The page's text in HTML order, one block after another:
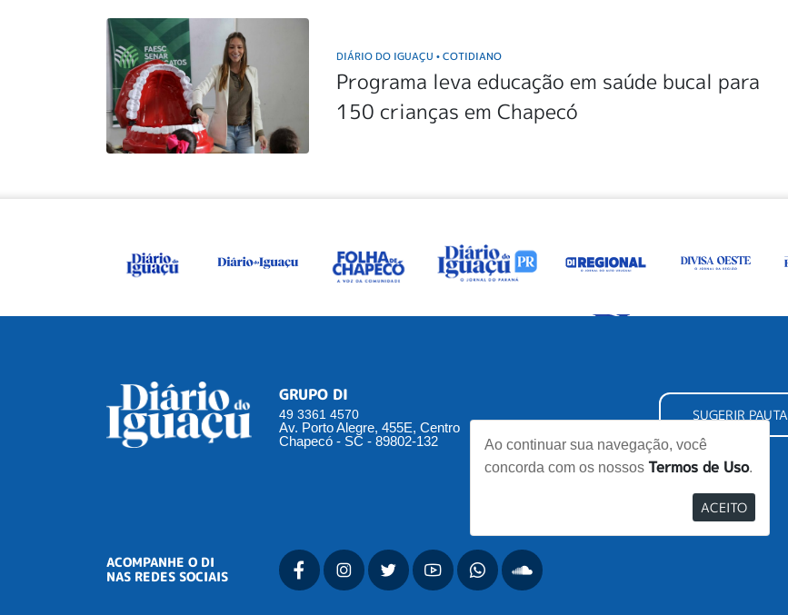
Ao continuar sua navegação, você
concorda com os nossos Termos de Uso.
ACEITO
DIÁRIO DO IGUAÇU• COTIDIANO
Programa leva educação em saúde bucal para
150 crianças em Chapecó
GRUPO DI
49 3361 4570
Av. Porto Alegre, 455E, Centro
Chapecó - SC - 89802-132
SUGERIR PAUTA
ACOMPANHE O DI
NAS REDES SOCIAIS